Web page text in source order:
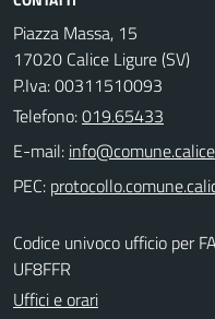
Piazza Massa, 15
17020 Calice Ligure (SV)
P.Iva: 00311510093
Telefono:019.65433
E-mail:
PEC:
Codice univoco ufficio per
UF8FFR
Uffici e orari